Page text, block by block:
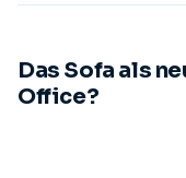
Das Sofa als
Office?